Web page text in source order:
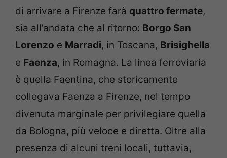
di arrivare a Firenze farà quattro fermate,
sia all’andata che al ritorno: Borgo San
Lorenzo e Marradi, in Toscana, Brisighella
e Faenza, in Romagna. La linea ferroviaria
è quella Faentina, che storicamente
collegava Faenza a Firenze, nel tempo
divenuta marginale per privilegiare quella
da Bologna, più veloce e diretta. Oltre alla
presenza di alcuni treni locali, tuttavia,